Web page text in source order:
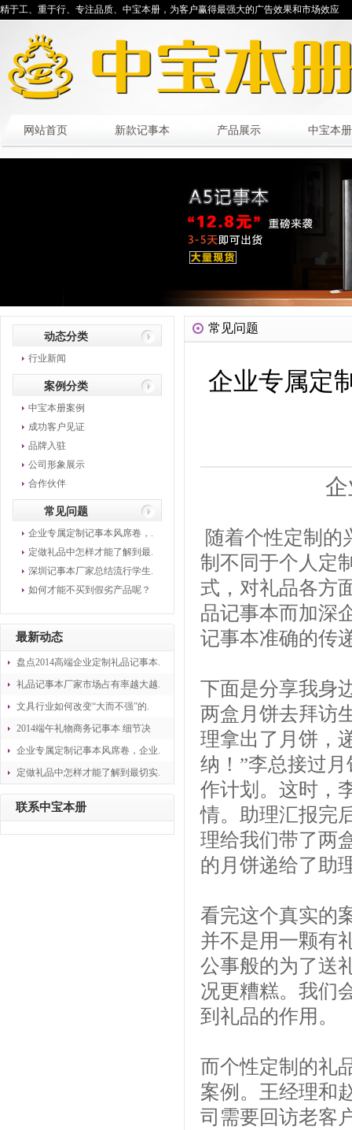
精于工、重于行、专注品质、中宝本册，为客户赢得最强大的广告效果和市场效应
网站首页 新款记事本 产品展示 中宝本
动态分类
行业新闻
案例分类
中宝本册案例
成功客户见证
品牌入驻
公司形象展示
合作伙伴
常见问题
企业专属定制记事本风席卷，.
定做礼品中怎样才能了解到最.
深圳记事本厂家总结流行学生.
如何才能不买到假劣产品呢？
最新动态
盘点2014高端企业定制礼品记事本.
礼品记事本厂家市场占有率越大越.
文具行业如何改变“大而不强”的.
2014端午礼物商务记事本 细节决
企业专属定制记事本风席卷，企业.
定做礼品中怎样才能了解到最切实.
联系中宝本册
常见问题
企业专属定
随着个性定制的
制不同于个人定
式，对礼品各方
品记事本而加深
记事本准确的传
下面是分享我身
两盒月饼去拜访
理拿出了月饼，
纳！”李总接过
作计划。这时，
情。助理汇报完
理给我们带了两
的月饼递给了助
看完这个真实的
并不是用一颗有
公事般的为了送
况更糟糕。我们
到礼品的作用。
而个性定制的礼
案例。王经理和
司需要回访老客